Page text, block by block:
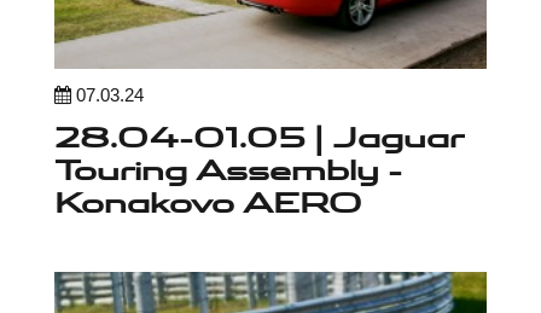
07.03.24
28.04-01.05 | Jaguar
Touring Assembly -
Konakovo AERO